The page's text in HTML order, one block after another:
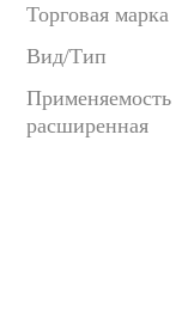
Торговая марка
Вид/Тип
Применяемость
расширенная